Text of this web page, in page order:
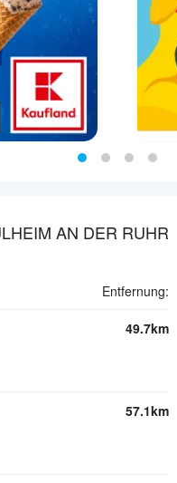
AN DER RUHR
Entfernung:
49.7km
57.1km